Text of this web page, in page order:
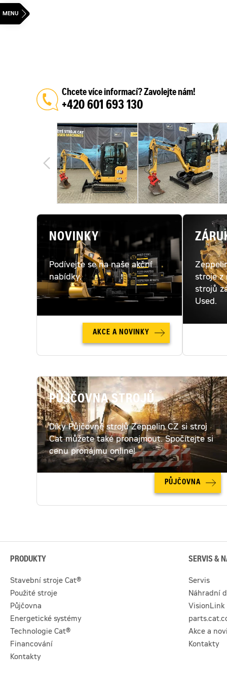
NOVINKY
Podívejte se na naše akční
nabídky.
AKCE A NOVINKY
stroje z
strojů
Used.
PŮJČOVNA STROJŮ
Díky Půjčovně strojů Zeppelin CZ si stroj
Cat můžete také pronajmout. Spočítejte si
cenu pronájmu online!
PŮJČOVNA
Chcete více informací? Zavolejte nám!
+420 601 693 130
PRODUKTY
Stavební stroje Cat®
Použité stroje
Půjčovna
Energetické systémy
Technologie Cat®
Financování
Kontakty
SERVIS &
Servis
Náhradní
VisionLink
Akce a
Kontakty